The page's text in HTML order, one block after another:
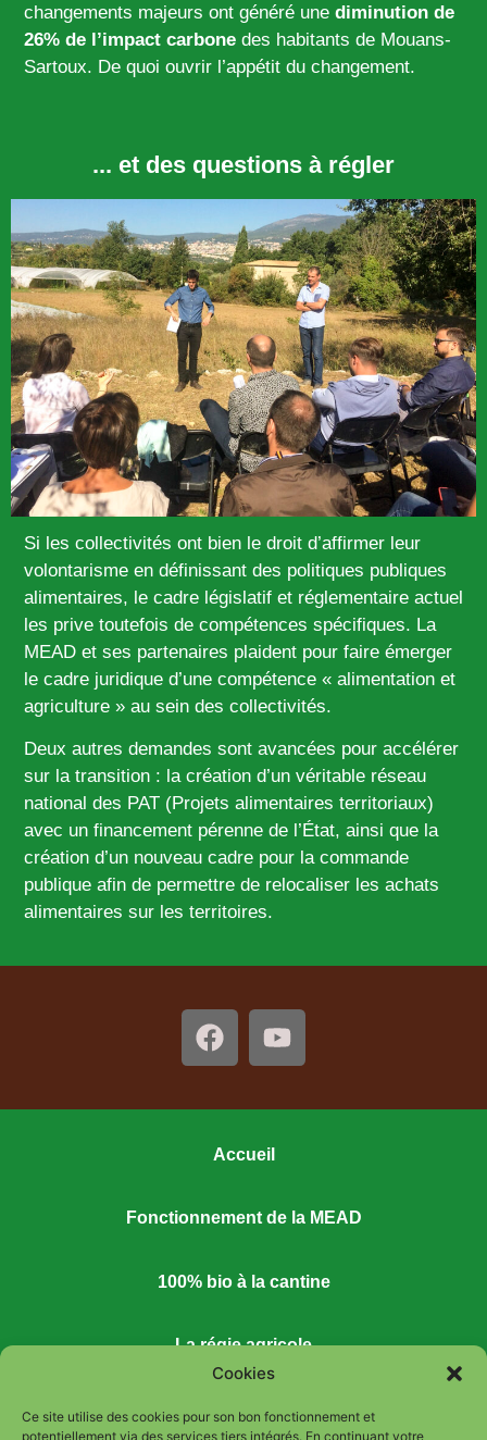
Cookies
Ce site utilise des cookies pour son bon fonctionnement et
potentiellement via des services tiers intégrés. En continuant votre
changements majeurs ont généré une diminution de
26% de l’impact carbone des habitants de Mouans-
Sartoux. De quoi ouvrir l’appétit du changement.
... et des questions à régler
Si les collectivités ont bien le droit d’affirmer leur
volontarisme en définissant des politiques publiques
alimentaires, le cadre législatif et réglementaire actuel
les prive toutefois de compétences spécifiques. La
MEAD et ses partenaires plaident pour faire émerger
le cadre juridique d’une compétence « alimentation et
agriculture » au sein des collectivités.
Deux autres demandes sont avancées pour accélérer
sur la transition : la création d’un véritable réseau
national des PAT (Projets alimentaires territoriaux)
avec un financement pérenne de l’État, ainsi que la
création d’un nouveau cadre pour la commande
publique afin de permettre de relocaliser les achats
alimentaires sur les territoires.
Accueil
Fonctionnement de la MEAD
100% bio à la cantine
La régie agricole
Espace ressources